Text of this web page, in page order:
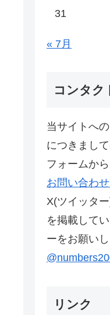
31
« 7月
コンタク
当サイトへ
につきまし
フォームか
お問い合わ
X(ツイッタ
を掲載して
ーをお願いし
リンク